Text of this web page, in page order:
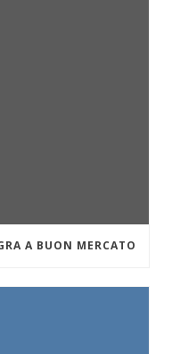
A BUON MERCATO